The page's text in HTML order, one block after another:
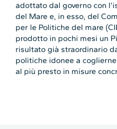
adottato dal governo con
del Mare e, in esso, del
per le Politiche del mare
prodotto in pochi mesi un
risultato già straordinario
politiche idonee a
al più presto in misure